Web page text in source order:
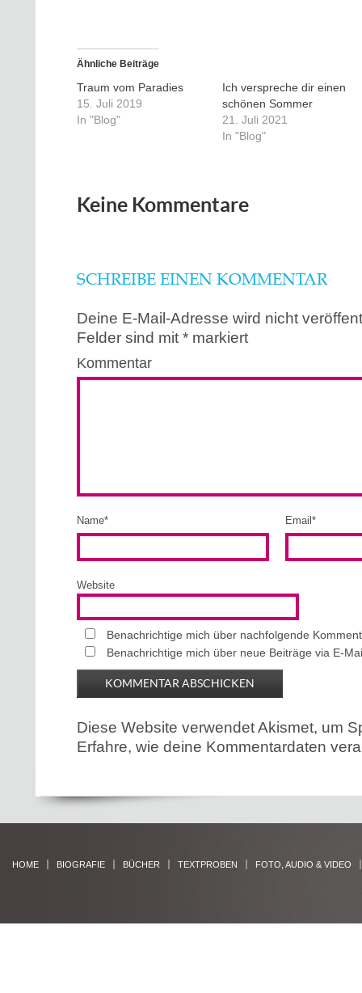
Ähnliche Beiträge
Traum vom Paradies
15. Juli 2019
In "Blog"
Ich verspreche dir einen
schönen Sommer
21. Juli 2021
In "Blog"
Keine Kommentare
SCHREIBE EINEN KOMMENTAR
Deine E-Mail-Adresse wird nicht
Felder sind mit * markiert
Kommentar
Name* Email *
Website
Benachrichtige mich über nachfolgende
Benachrichtige mich über neue Beiträge via E-
Diese Website verwendet Akismet, um
Erfahre, wie deine Kommentardaten
HOME BIOGRAFIE BÜCHER TEXTPROBEN FOTO, AUDIO & VIDEO